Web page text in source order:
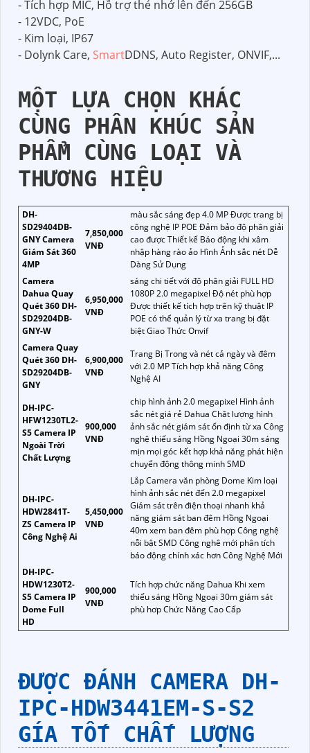
- Tích hợp MIC, Hỗ trợ thẻ nhớ lên đến 256GB
- 12VDC, PoE
- Kim loại, IP67
- Dolynk Care, SmartDDNS, Auto Register, ONVIF,...
MỘT LỰA CHỌN KHÁC
CÙNG PHÂN KHÚC SẢN
PHẨM CÙNG LOẠI VÀ
THƯƠNG HIỆU
DH-
SD29404DB-
GNY Camera
Giám Sát 360
4MP
7,850,000
VNĐ
màu sắc sáng đẹp 4.0 MP Được trang bị
công nghệ IP POE Đảm bảo độ phân giải
cao được Thiết kế Báo động khi xâm
nhập hàng rào ảo Hình Ảnh sắc nét Dễ
Dàng Sử Dụng
Camera
Dahua Quay
Quét 360 DH-
SD29204DB-
GNY-W
6,950,000
VNĐ
sáng chi tiết với độ phân giải FULL HD
1080P 2.0 megapixel Độ nét phù hợp
Được thiết kế tích hợp trên kỹ thuật IP
POE có thể quản lý từ xa trang bị đặt
biệt Giao Thức Onvif
Camera Quay
Quét 360 DH-
SD29204DB-
GNY
6,900,000
VNĐ
Trang Bị Trong và nét cả ngày và đêm
với 2.0 MP Tích hợp khả năng Công
Nghệ AI
DH-IPC-
HFW1230TL2-
S5 Camera IP
Ngoài Trời
Chất Lượng
900,000
VNĐ
chip hình ảnh 2.0 megapixel Hình ảnh
sắc nét giá rẻ Dahua Chât lượng hình
ảnh sắc nét giám sát ổn định từ xa Công
nghệ thiếu sáng Hồng Ngoại 30m sáng
mịn mọi góc kết hợp khả năng phát hiện
chuyển động thông minh SMD
DH-IPC-
HDW2841T-
ZS Camera IP
Công Nghệ Ai
5,450,000
VNĐ
Lắp Camera văn phòng Dome Kim loại
hình ảnh sắc nét đến 2.0 megapixel
Giám sát trên điện thoại nhanh khả
năng giám sát ban đêm Hồng Ngoại
40m xem ban đêm phù hợp Công nghệ
nỗi bật SMD Công nghê mới phân tích
báo động chính xác hơn Công Nghệ Mới
DH-IPC-
HDW1230T2-
S5 Camera IP
Dome Full
HD
900,000
VNĐ
Tích hợp chức năng Dahua Khi xem
thiếu sáng Hồng Ngoại 30m giám sát
phù hơp Chức Năng Cao Cấp
ĐƯỢC ĐÁNH CAMERA DH-
IPC-HDW3441EM-S-S2
GÍA TỐT CHẤT LƯỢNG